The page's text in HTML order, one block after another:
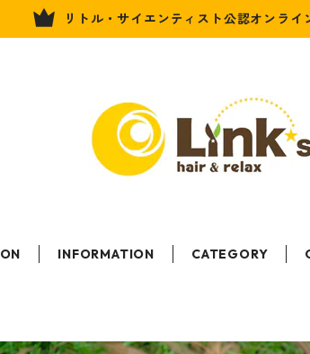
リトル・サイエンティスト公認オンライ
INFORMATION CATEGORY